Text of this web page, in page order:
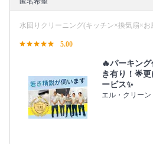
水回りクリーニング(キッチン×換気扇×お
5.00
🔥パーキン
き有り！🌟
ービス✨
エル・クリーン